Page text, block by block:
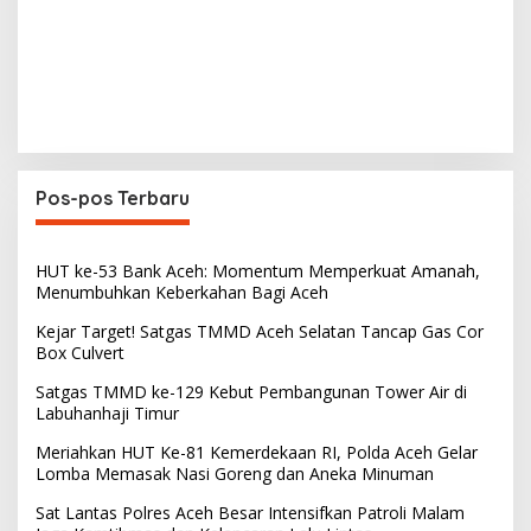
Pos-pos Terbaru
HUT ke-53 Bank Aceh: Momentum Memperkuat Amanah,
Menumbuhkan Keberkahan Bagi Aceh
Kejar Target! Satgas TMMD Aceh Selatan Tancap Gas Cor
Box Culvert
Satgas TMMD ke-129 Kebut Pembangunan Tower Air di
Labuhanhaji Timur
Meriahkan HUT Ke-81 Kemerdekaan RI, Polda Aceh Gelar
Lomba Memasak Nasi Goreng dan Aneka Minuman
Sat Lantas Polres Aceh Besar Intensifkan Patroli Malam